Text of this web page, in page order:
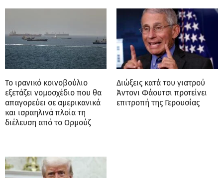
Το ιρανικό κοινοβούλιο
εξετάζει νομοσχέδιο που θα
απαγορεύει σε αμερικανικά
και ισραηλινά πλοία τη
διέλευση από το Ορμούζ
Διώξεις κατά του γιατρού
Άντονι Φάουτσι προτείνει
επιτροπή της Γερουσίας